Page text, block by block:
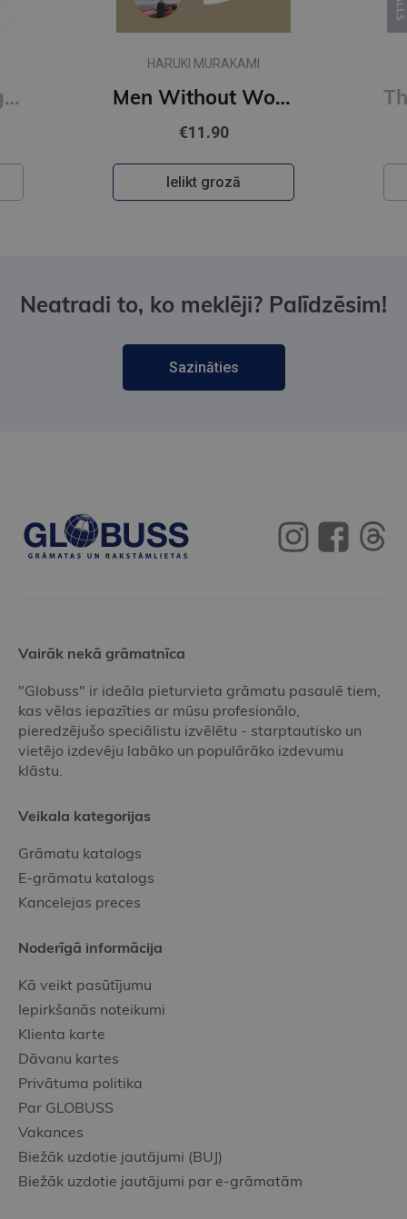
First Person Singular : mind-bending new collection of short stories
HARUKI MURAKAMI
Men Without Women
€11.90
Ielikt grozā
Neatradi to, ko meklēji? Palīdzēsim!
Sazināties
Vairāk nekā grāmatnīca
"Globuss" ir ideāla pieturvieta grāmatu pasaulē tiem,
kas vēlas iepazīties ar mūsu profesionālo,
pieredzējušo speciālistu izvēlētu - starptautisko un
vietējo izdevēju labāko un populārāko izdevumu
klāstu.
Veikala kategorijas
Grāmatu katalogs
E-grāmatu katalogs
Kancelejas preces
Noderīgā informācija
Kā veikt pasūtījumu
Iepirkšanās noteikumi
Klienta karte
Dāvanu kartes
Privātuma politika
Par GLOBUSS
Vakances
Biežāk uzdotie jautājumi (BUJ)
Biežāk uzdotie jautājumi par e-grāmatām